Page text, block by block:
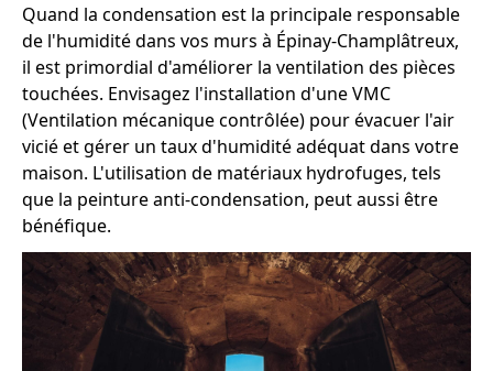
Quand la condensation est la principale responsable
de l'humidité dans vos murs à Épinay-Champlâtreux,
il est primordial d'améliorer la ventilation des pièces
touchées. Envisagez l'installation d'une VMC
(Ventilation mécanique contrôlée) pour évacuer l'air
vicié et gérer un taux d'humidité adéquat dans votre
maison. L'utilisation de matériaux hydrofuges, tels
que la peinture anti-condensation, peut aussi être
bénéfique.